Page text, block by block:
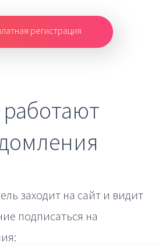
регистрация
работают
заходит на сайт и видит
подписаться на